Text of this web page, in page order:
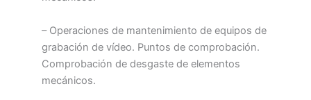
– Operaciones de mantenimiento de equipos de
grabación de vídeo. Puntos de comprobación.
Comprobación de desgaste de elementos
mecánicos.